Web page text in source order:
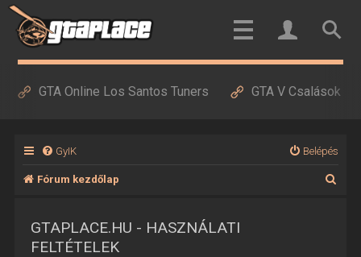
GTA Online Los Santos Tuners GTA V Csalások
GyIK Belépés
Fórum kezdőlap
GTAPLACE.HU - HASZNÁLATI
FELTÉTELEK